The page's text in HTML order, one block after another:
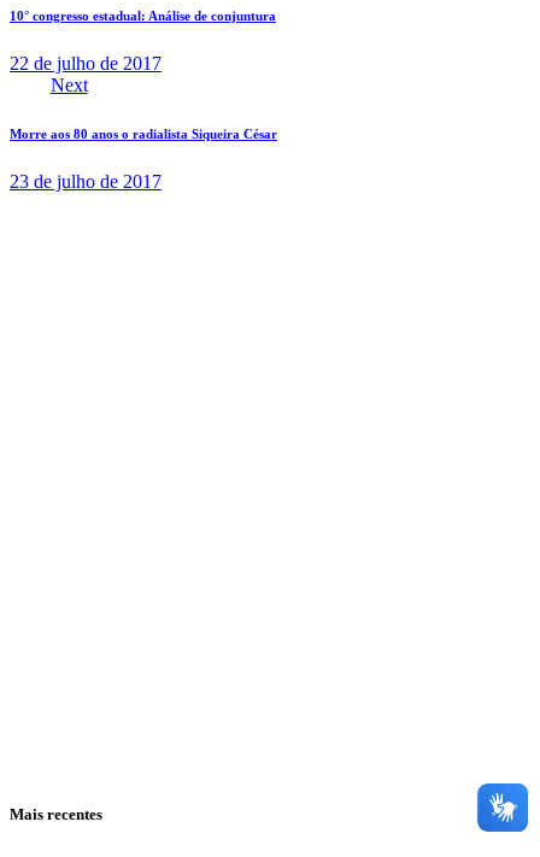
10° congresso estadual: Análise de conjuntura
22 de julho de 2017
Next
Morre aos 80 anos o radialista Siqueira César
23 de julho de 2017
Mais recentes